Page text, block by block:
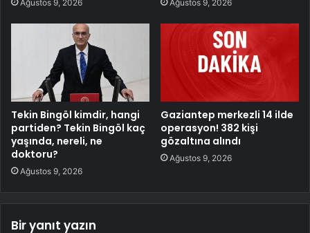
Ağustos 9, 2026 Ağustos 9, 2026
Tekin Bingöl kimdir, hangi
partiden? Tekin Bingöl kaç
yaşında, nereli, ne
doktoru?
Ağustos 9, 2026
Gaziantep merkezli 14 ilde
operasyon! 382 kişi
gözaltına alındı
Ağustos 9, 2026
Bir yanıt yazın